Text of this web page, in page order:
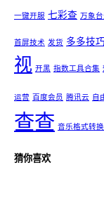
一键开服 七彩查 万象
首屏技术 发货 多多技巧
视 开黑 指数工具合集
运营 百度会员 腾讯云 自
查查 音乐格式转
猜你喜欢